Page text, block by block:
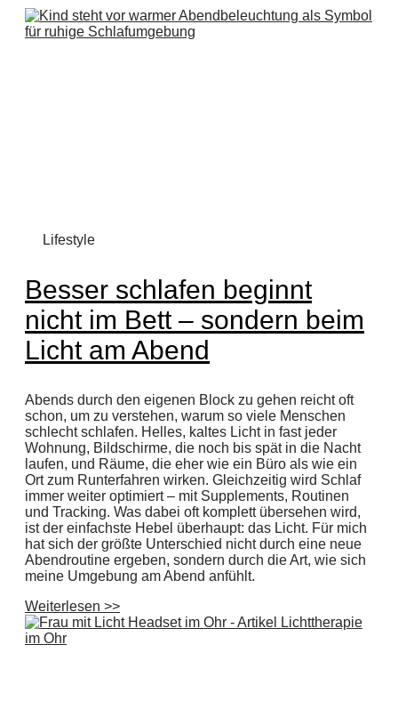
Lifestyle
Besser schlafen beginnt
nicht im Bett – sondern beim
Licht am Abend
Abends durch den eigenen Block zu gehen reicht oft
schon, um zu verstehen, warum so viele Menschen
schlecht schlafen. Helles, kaltes Licht in fast jeder
Wohnung, Bildschirme, die noch bis spät in die Nacht
laufen, und Räume, die eher wie ein Büro als wie ein
Ort zum Runterfahren wirken. Gleichzeitig wird Schlaf
immer weiter optimiert – mit Supplements, Routinen
und Tracking. Was dabei oft komplett übersehen wird,
ist der einfachste Hebel überhaupt: das Licht. Für mich
hat sich der größte Unterschied nicht durch eine neue
Abendroutine ergeben, sondern durch die Art, wie sich
meine Umgebung am Abend anfühlt.
Weiterlesen >>